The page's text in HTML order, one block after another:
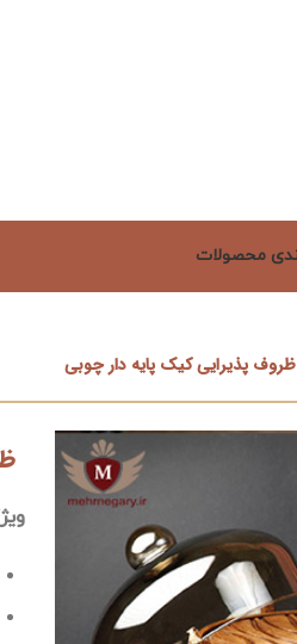
محصولات
ظروف پذیرایی کیک پایه دار چوبی